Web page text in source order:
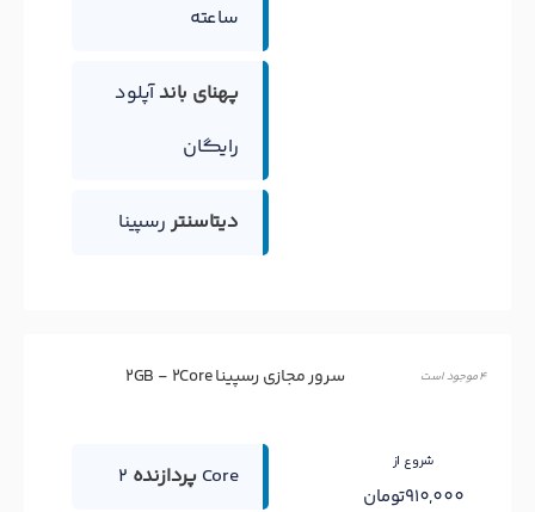
ساعته
پهنای باندآپلود
رایگان
دیتاسنتر رسپینا
سرور مجازی رسپینا 2GB - 2Core 4 موجود است
پردازنده2 Core
شروع از
910,000تومان